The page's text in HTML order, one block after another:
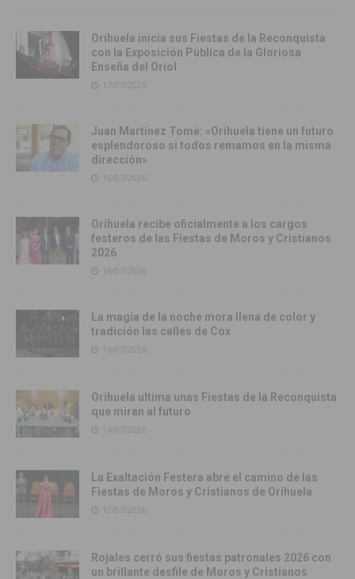
Orihuela inicia sus Fiestas de la Reconquista
con la Exposición Pública de la Gloriosa
Enseña del Oriol
17/07/2026
Juan Martínez Tomé: «Orihuela tiene un futuro
esplendoroso si todos remamos en la misma
dirección»
16/07/2026
Orihuela recibe oficialmente a los cargos
festeros de las Fiestas de Moros y Cristianos
2026
16/07/2026
La magia de la noche mora llena de color y
tradición las calles de Cox
16/07/2026
Orihuela ultima unas Fiestas de la Reconquista
que miran al futuro
14/07/2026
La Exaltación Festera abre el camino de las
Fiestas de Moros y Cristianos de Orihuela
12/07/2026
Rojales cerró sus fiestas patronales 2026 con
un brillante desfile de Moros y Cristianos